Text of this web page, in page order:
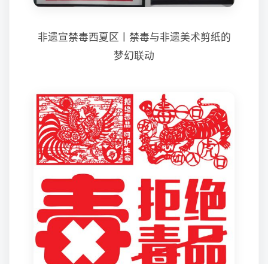
非遗宣禁毒西夏区丨禁毒与非遗美术剪纸的
梦幻联动